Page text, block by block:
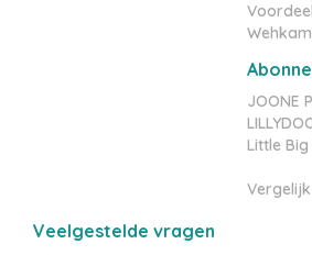
JOONE
Little
Veelgestelde vragen